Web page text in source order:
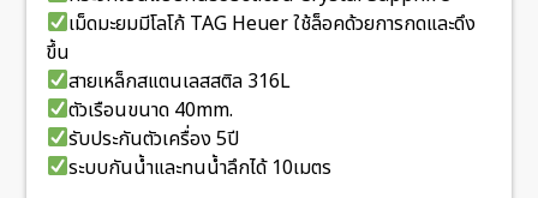
เม็ดมะยมมีโลโก้ TAG Heuer ใช้ล็อคด้วยการกดและดึง
ขึ้น
สายเหล็กสแตนเลสสติล 316L
ตัวเรือนขนาด 40mm.
รับประกันตัวเครื่อง 5ปี
ระบบกันน้ำและทนน้ำลึกได้ 10เมตร